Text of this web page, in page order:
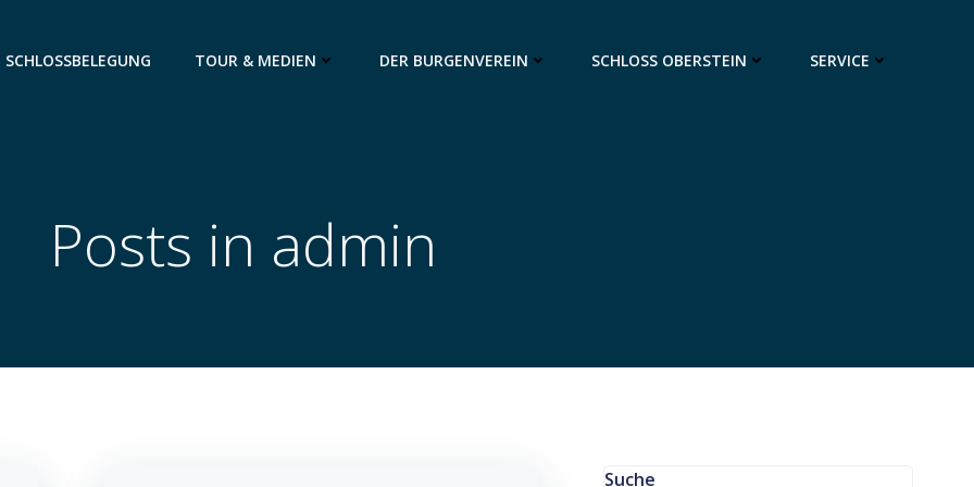
SCHLOSSBELEGUNG TOUR & MEDIEN DER BURGENVEREIN SCHLOSS OBERSTEIN SERVICE
Posts in admin
Suche